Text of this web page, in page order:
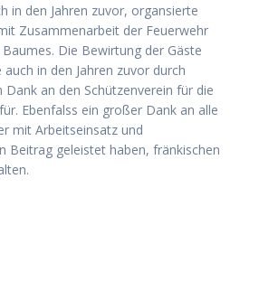
in den Jahren zuvor, organsierte
Zusammenarbeit der Feuerwehr
Die Bewirtung der Gäste
in den Jahren zuvor durch
Dank an den Schützenverein für die
Ebenfalss ein großer Dank an alle
mit Arbeitseinsatz und
Beitrag geleistet haben, fränkischen